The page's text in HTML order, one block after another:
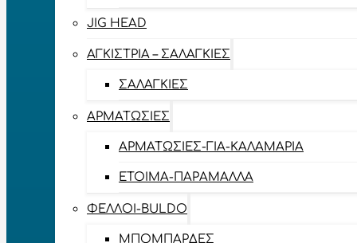
JIG HEAD
ΑΓΚΊΣΤΡΙΑ – ΣΑΛΑΓΚΙΈΣ
ΣΑΛΑΓΚΙΈΣ
ΑΡΜΑΤΩΣΙΈΣ
ΑΡΜΑΤΩΣΙΈΣ-ΓΙΑ-ΚΑΛΑΜΆΡΙΑ
ΈΤΟΙΜΑ-ΠΑΡΆΜΑΛΛΑ
ΦΕΛΛΟΊ-BULDO
ΜΠΟΜΠΆΡΔΕΣ